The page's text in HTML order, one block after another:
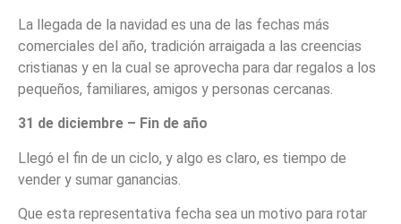
La llegada de la navidad es una de las fechas más
comerciales del año, tradición arraigada a las creencias
cristianas y en la cual se aprovecha para dar regalos a los
pequeños, familiares, amigos y personas cercanas.
31 de diciembre – Fin de año
Llegó el fin de un ciclo, y algo es claro, es tiempo de
vender y sumar ganancias.
Que esta representativa fecha sea un motivo para rotar